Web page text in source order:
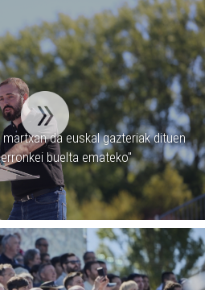
martxan da euskal gazteriak dituen
buelta emateko''